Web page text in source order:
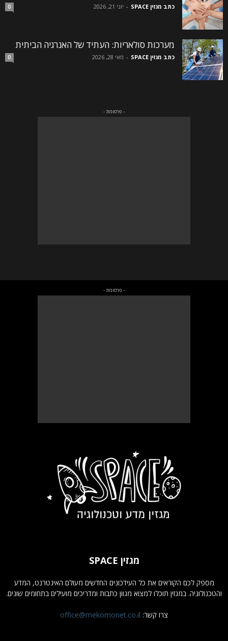
כתב מגזין SPACE - יוני 21, 2026 0
מערכות סולאריות: העתיד של האנרגיה הביתית
כתב מגזין SPACE - מאי 28, 2026 0
- פרסומת -
- פרסומת -
מגזין SPACE
מספק לכם הקוראים את כל העידכונים החדשים מעולם האינטרנט, המדע
והטכנולוגיה. במגזין תוכלו למצוא מגוון כתבות ומדריכים מועילים בתחומים שונים.
צרו קשר: office@mekomonet.co.il